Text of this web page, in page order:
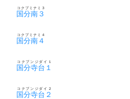
国分南３
コクブミナミ３
国分南４
コクブミナミ４
国分寺台１
コクブンジダイ１
国分寺台２
コクブンジダイ２